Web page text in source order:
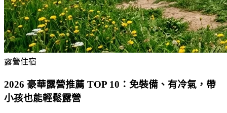
露營住宿
2026 豪華露營推薦 TOP 10：免裝備、有冷氣，帶
小孩也能輕鬆露營